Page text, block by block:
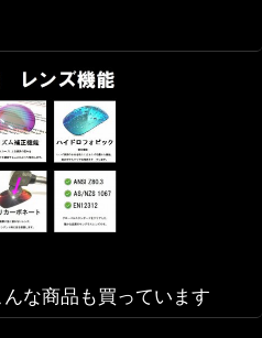
な商品も買っています